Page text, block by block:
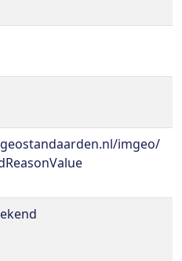
imgeo/